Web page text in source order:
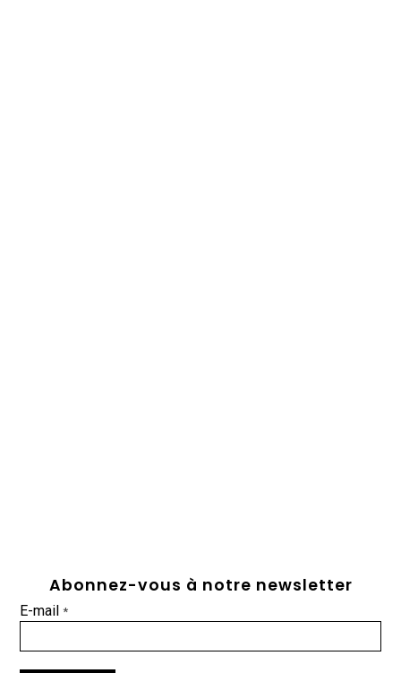
Abonnez-vous à notre newsletter
E-mail*